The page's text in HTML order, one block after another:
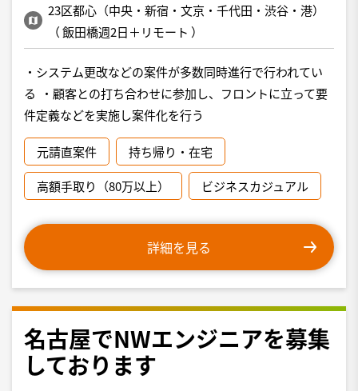
23区都心（中央・新宿・文京・千代田・渋谷・港）
（飯田橋週2日＋リモート ）
・システム更改などの案件が多数同時進行で行われてい
る ・顧客との打ち合わせに参加し、フロントに立って要
件定義などを実施し案件化を行う
元請直案件 持ち帰り・在宅
高額手取り（80万以上） ビジネスカジュアル
詳細を見る
名古屋でNWエンジニアを募集
しております